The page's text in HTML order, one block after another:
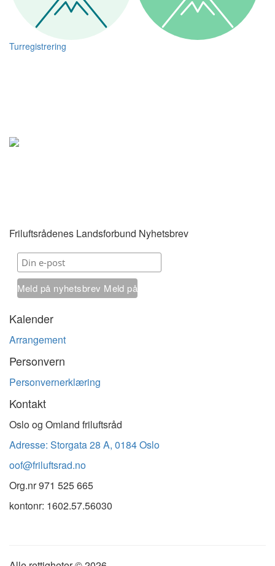
Turregistrering
Friluftsrådenes Landsforbund Nyhetsbrev
Meld på nyhetsbrev Meld på
Kalender
Arrangement
Personvern
Personvernerklæring
Kontakt
Oslo og Omland friluftsråd
Adresse: Storgata 28 A, 0184 Oslo
oof@friluftsrad.no
Org.nr971 525 665
kontonr: 1602.57.56030